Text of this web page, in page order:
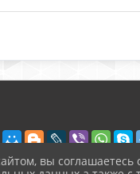
вы соглашаетесь